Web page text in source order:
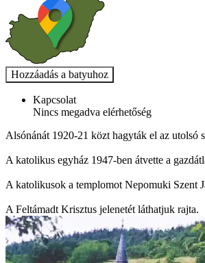
Kapcsolat
Nincs megadva elérhetőség
Alsónánát 1920-21 közt hagyták el az utolsó
A katolikus egyház 1947-ben átvette a
A katolikusok a templomot Nepomuki Szent
A Feltámadt Krisztus jelenetét láthatjuk rajta.